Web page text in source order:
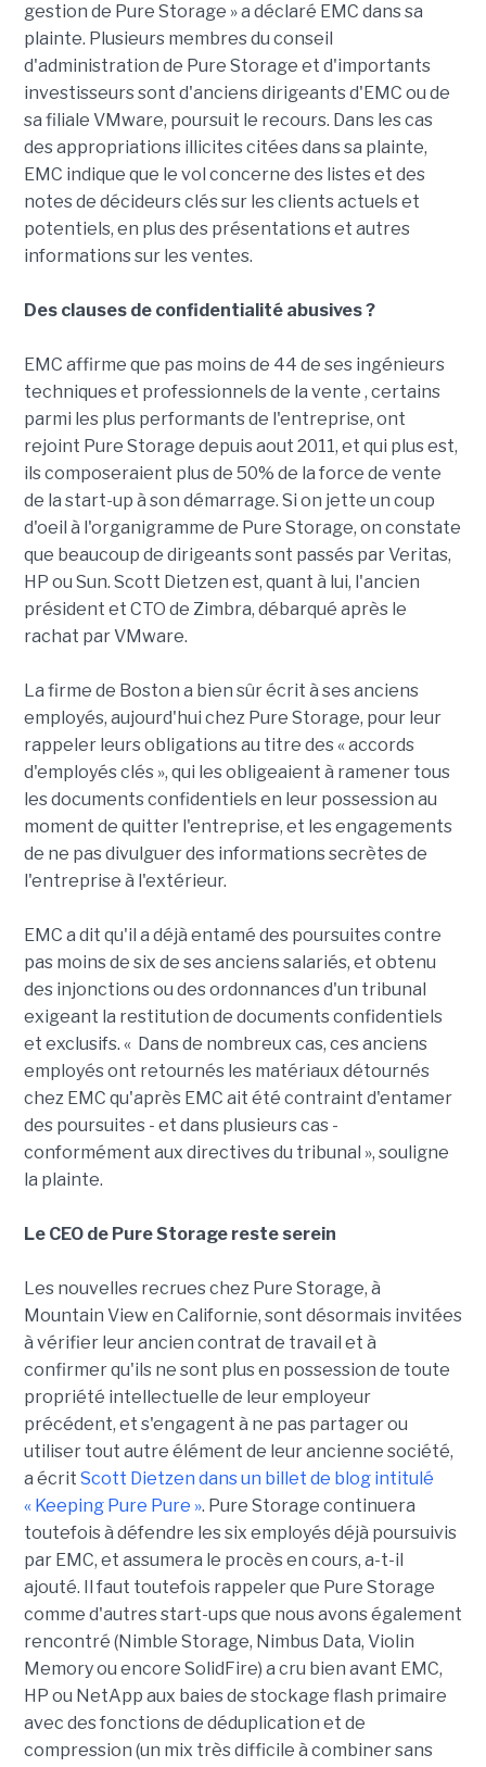
gestion de Pure Storage » a déclaré EMC dans sa
plainte. Plusieurs membres du conseil
d'administration de Pure Storage et d'importants
investisseurs sont d'anciens dirigeants d'EMC ou de
sa filiale VMware, poursuit le recours. Dans les cas
des appropriations illicites citées dans sa plainte,
EMC indique que le vol concerne des listes et des
notes de décideurs clés sur les clients actuels et
potentiels, en plus des présentations et autres
informations sur les ventes.
Des clauses de confidentialité abusives ?
EMC affirme que pas moins de 44 de ses ingénieurs
techniques et professionnels de la vente , certains
parmi les plus performants de l'entreprise, ont
rejoint Pure Storage depuis aout 2011, et qui plus est,
ils composeraient plus de 50% de la force de vente
de la start-up à son démarrage. Si on jette un coup
d'oeil à l'organigramme de Pure Storage, on constate
que beaucoup de dirigeants sont passés par Veritas,
HP ou Sun. Scott Dietzen est, quant à lui, l'ancien
président et CTO de Zimbra, débarqué après le
rachat par VMware.
La firme de Boston a bien sûr écrit à ses anciens
employés, aujourd'hui chez Pure Storage, pour leur
rappeler leurs obligations au titre des « accords
d'employés clés », qui les obligeaient à ramener tous
les documents confidentiels en leur possession au
moment de quitter l'entreprise, et les engagements
de ne pas divulguer des informations secrètes de
l'entreprise à l'extérieur.
EMC a dit qu'il a déjà entamé des poursuites contre
pas moins de six de ses anciens salariés, et obtenu
des injonctions ou des ordonnances d'un tribunal
exigeant la restitution de documents confidentiels
et exclusifs. « Dans de nombreux cas, ces anciens
employés ont retournés les matériaux détournés
chez EMC qu'après EMC ait été contraint d'entamer
des poursuites - et dans plusieurs cas -
conformément aux directives du tribunal », souligne
la plainte.
Le CEO de Pure Storage reste serein
Les nouvelles recrues chez Pure Storage, à
Mountain View en Californie, sont désormais invitées
à vérifier leur ancien contrat de travail et à
confirmer qu'ils ne sont plus en possession de toute
propriété intellectuelle de leur employeur
précédent, et s'engagent à ne pas partager ou
utiliser tout autre élément de leur ancienne société,
a écrit Scott Dietzen dans un billet de blog intitulé
« Keeping Pure Pure ». Pure Storage continuera
toutefois à défendre les six employés déjà poursuivis
par EMC, et assumera le procès en cours, a-t-il
ajouté. Il faut toutefois rappeler que Pure Storage
comme d'autres start-ups que nous avons également
rencontré (Nimble Storage, Nimbus Data, Violin
Memory ou encore SolidFire) a cru bien avant EMC,
HP ou NetApp aux baies de stockage flash primaire
avec des fonctions de déduplication et de
compression (un mix très difficile à combiner sans